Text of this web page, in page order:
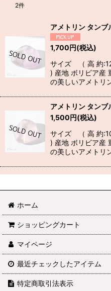
並び順:
絞
2件
アメトリン タンブ
1,700円(税込)
サイズ （ 高 約
) 産地 ボリビア
の美しいアメトリ
アメトリン タンブ
1,500円(税込)
サイズ （ 高 約
) 産地 ボリビア
の美しいアメトリ
ホーム
ショッピングカート
マイページ
最近チェックしたアイテム
特定商取引法表示